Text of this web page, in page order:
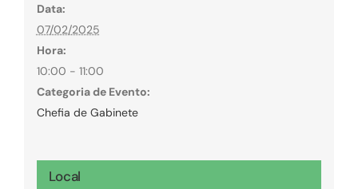
Data:
07/02/2025
Hora:
10:00 - 11:00
Categoria de Evento:
Chefia de Gabinete
Local